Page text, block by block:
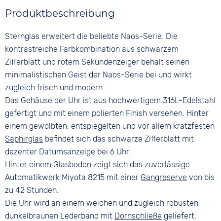
Material
Farbe
Silber
Schwarz
Ziffern
Arabisch
Braun
Material
Glattleder
Bandschließe
Dornschließe
Produktbeschreibung
Sternglas erweitert die beliebte Naos-Serie. Die
kontrastreiche Farbkombination aus schwarzem
Zifferblatt und rotem Sekundenzeiger behält seinen
minimalistischen Geist der Naos-Serie bei und wirkt
zugleich frisch und modern.
Das Gehäuse der Uhr ist aus hochwertigem 316L-Edelstahl
gefertigt und mit einem polierten Finish versehen. Hinter
einem gewölbten, entspiegelten und vor allem kratzfesten
Saphirglas befindet sich das schwarze Zifferblatt mit
dezenter Datumsanzeige bei 6 Uhr.
Hinter einem Glasboden zeigt sich das zuverlässige
Automatikwerk Miyota 8215 mit einer Gangreserve von bis
zu 42 Stunden.
Die Uhr wird an einem weichen und zugleich robusten
dunkelbraunen Lederband mit Dornschließe geliefert.